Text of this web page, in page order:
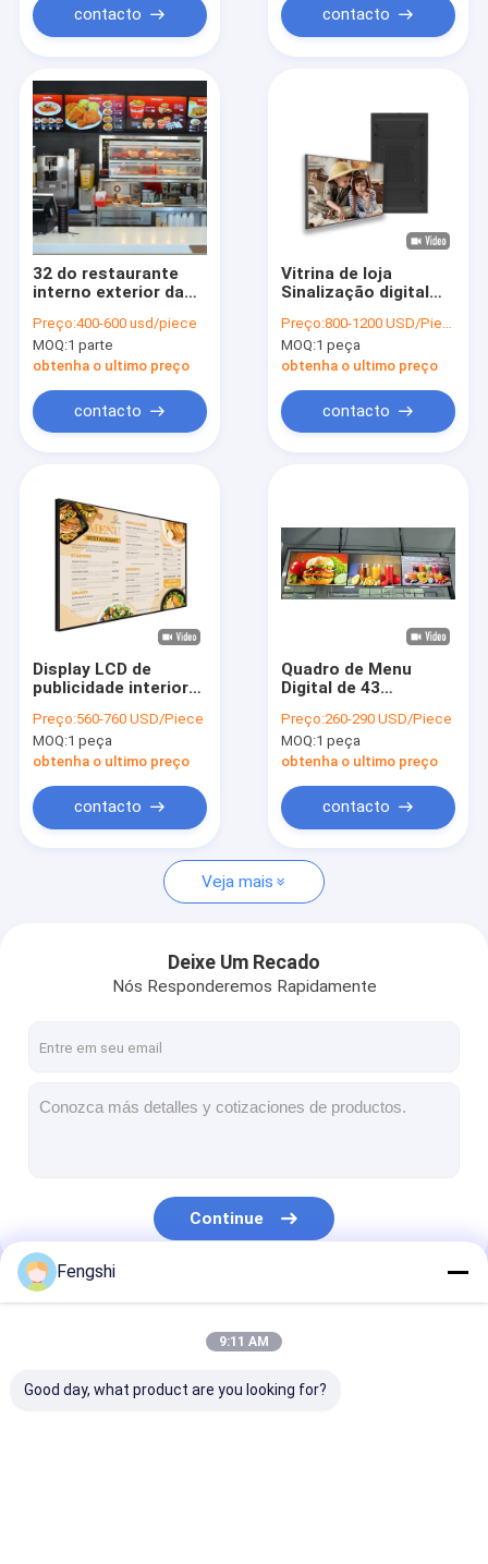
Produtos
Vídeos
Sobre nós
Contacte-nos
Notícia
tela tomada partido dobro do lcd
Exposição exterior do LCD
Painel do LCD do quadro aberto
LCD opticamente ligado
contacto contacto
32 do restaurante
interno exterior da
menu de Digitas da
polegada moldura
magro
Preço:400-600 usd/piece
MOQ:1 parte
obtenha o ultimo preço
contacto
Vitrina de loja
Sinalização digital
Publicidade TFT LCD
Display
Preço:800-1200 USD/Piece
MOQ:1 peça
obtenha o ultimo preço
contacto
Display LCD de
publicidade interior
sinalização digital
para painéis de
menus digitais de
Preço:560-760 USD/Piece
MOQ:1 peça
obtenha o ultimo preço
contacto
Quadro de Menu
Digital de 43
para Publicidade de
Fast Food
Preço:260-290 USD/Piece
MOQ:1 peça
obtenha o ultimo preço
contacto
Veja mais
Deixe Um Recado
Nós Responderemos Rapidamente
Continue
Nossas Categorias
Fengshi
9:11 AM
Good day, what product are you looking for?